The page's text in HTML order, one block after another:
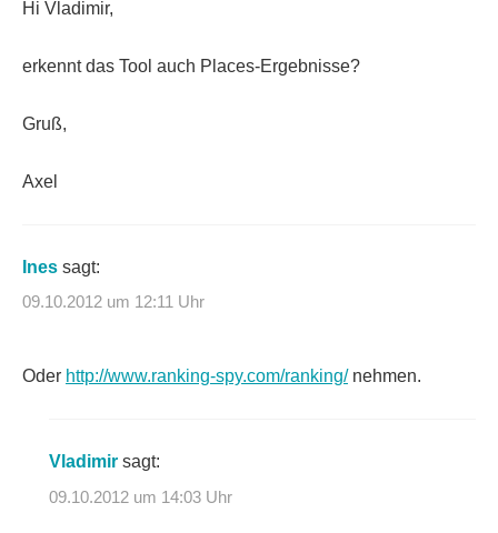
Hi Vladimir,
erkennt das Tool auch Places-Ergebnisse?
Gruß,
Axel
Ines sagt:
09.10.2012 um 12:11 Uhr
Oder http://www.ranking-spy.com/ranking/nehmen.
Vladimir sagt:
09.10.2012 um 14:03 Uhr